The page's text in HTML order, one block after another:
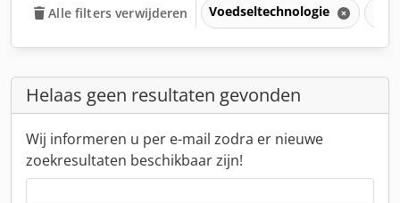
Alle filters verwijderen Voedseltechnologie
Helaas geen resultaten gevonden
Wij informeren u per e-mail zodra er nieuwe
zoekresultaten beschikbaar zijn!